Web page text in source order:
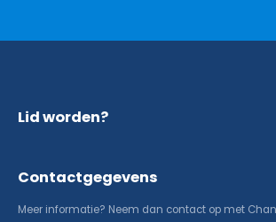
Lid worden?
Contactgegevens
Meer informatie? Neem dan contact op met